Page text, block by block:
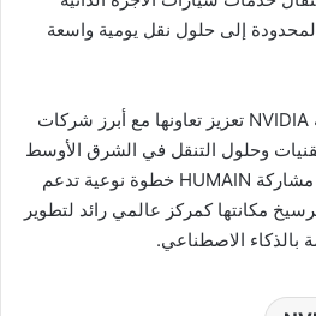
إلى حلول نقل يومية واسعة
وفي الوقت الذي تواصل فيه NVIDIA تعزيز تعاونها مع أبرز شركات
وحلول التنقل في الشرق الأوسط
ومختلف أنحاء العالم، تجس مشاركة HUMAIN خطوة نوعية تدعم
مكانتها كمركز عالمي رائد لتطوير
بالذكاء الاصطناعي.